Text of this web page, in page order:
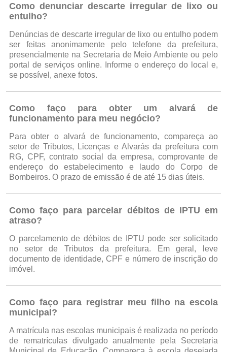
Como denunciar descarte irregular de lixo ou
entulho?
Denúncias de descarte irregular de lixo ou entulho podem
ser feitas anonimamente pelo telefone da prefeitura,
presencialmente na Secretaria de Meio Ambiente ou pelo
portal de serviços online. Informe o endereço do local e,
se possível, anexe fotos.
Como faço para obter um alvará de
funcionamento para meu negócio?
Para obter o alvará de funcionamento, compareça ao
setor de Tributos, Licenças e Alvarás da prefeitura com
RG, CPF, contrato social da empresa, comprovante de
endereço do estabelecimento e laudo do Corpo de
Bombeiros. O prazo de emissão é de até 15 dias úteis.
Como faço para parcelar débitos de IPTU em
atraso?
O parcelamento de débitos de IPTU pode ser solicitado
no setor de Tributos da prefeitura. Em geral, leve
documento de identidade, CPF e número de inscrição do
imóvel.
Como faço para registrar meu filho na escola
municipal?
A matrícula nas escolas municipais é realizada no período
de rematrículas divulgado anualmente pela Secretaria